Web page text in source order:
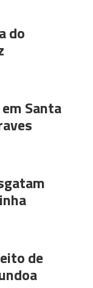
do
Santa
de